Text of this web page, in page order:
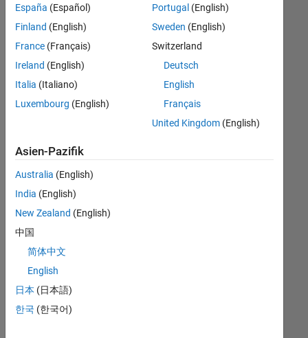
die
Suchkriterien
weiter
fassen
oder
alle
Stellenangebote
anzeigen .
noch
keine
offenen
Stellen
können,
die
Ihren
entsprechen,
werden
España (Español)
Finland (English)
France (Français)
Ireland (English)
Italia (Italiano)
Luxembourg (English)
Portugal (English)
Sweden (English)
Switzerland
Deutsch
English
Français
United Kingdom(English)
Asien-Pazifik
Australia (English)
India (English)
New Zealand (English)
中国
简体中文
English
日本 (日本語)
한국 (한국어)